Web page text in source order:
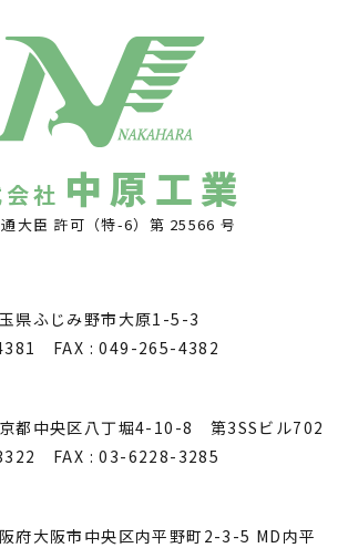
社 中原工業
大臣 許可（特-6）第 25566 号
ふじみ野市大原1-5-3
FAX : 049-265-4382
都中央区八丁堀4-10-8 第3SSビル702
FAX : 03-6228-3285
大阪市中央区内平野町2-3-5 MD内平